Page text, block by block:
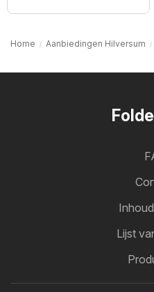
Home Aanbiedingen Hilversum
Lijst